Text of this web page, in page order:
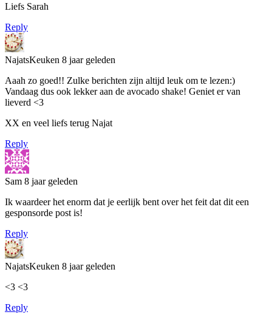
Liefs Sarah
Reply
NajatsKeuken 8 jaar geleden
Aaah zo goed!! Zulke berichten zijn altijd leuk om te lezen:)
Vandaag dus ook lekker aan de avocado shake! Geniet er van
lieverd <3
XX en veel liefs terug Najat
Reply
Sam 8 jaar geleden
Ik waardeer het enorm dat je eerlijk bent over het feit dat dit een
gesponsorde post is!
Reply
NajatsKeuken 8 jaar geleden
<3 <3
Reply